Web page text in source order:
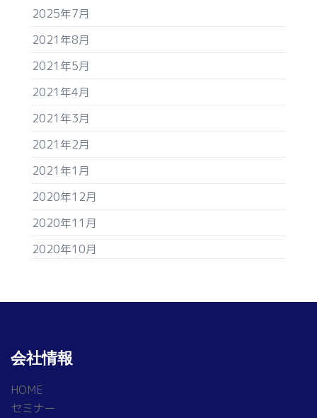
2025年7月
2021年8月
2021年5月
2021年4月
2021年3月
2021年2月
2021年1月
2020年12月
2020年11月
2020年10月
会社情報
HOME
セミナー